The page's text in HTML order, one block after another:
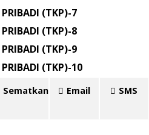
PRIBADI (TKP)-7
PRIBADI (TKP)-8
PRIBADI (TKP)-9
PRIBADI (TKP)-10
Sematkan Email SMS